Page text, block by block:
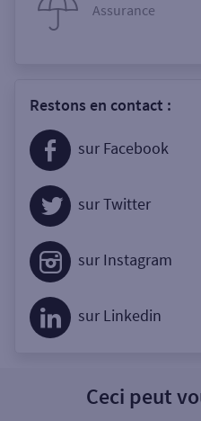
Assurance
Restons en contact :
sur Facebook
sur Twitter
sur Instagram
sur Linkedin
Ceci peut